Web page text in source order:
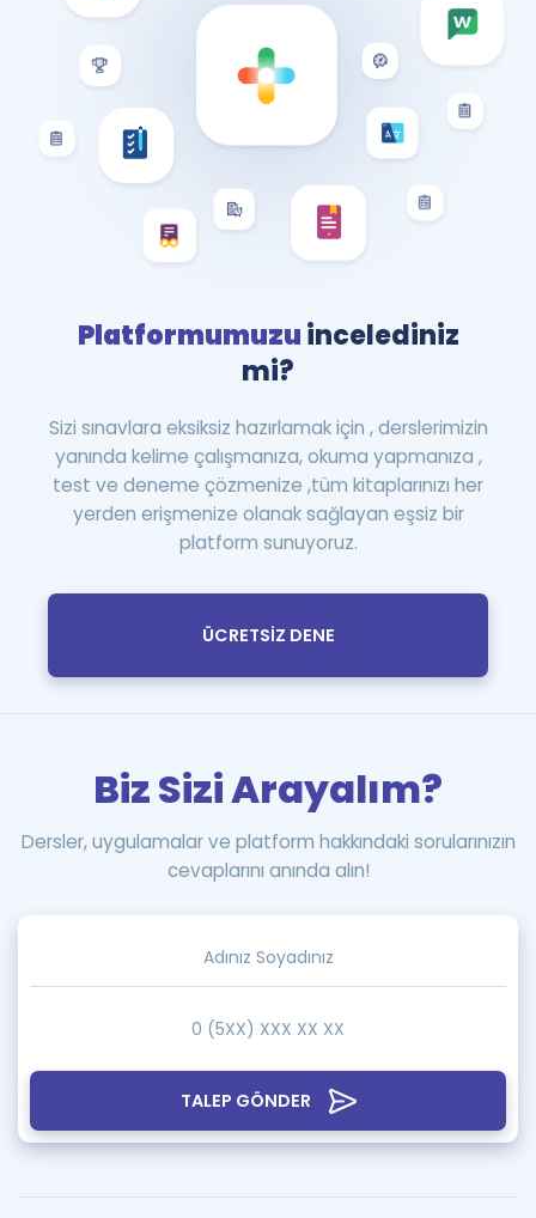
Platformumuzuincelediniz
mi?
Sizi sınavlara eksiksiz hazırlamak için , derslerimizin
yanında kelime çalışmanıza, okuma yapmanıza ,
test ve deneme çözmenize ,tüm kitaplarınızı her
yerden erişmenize olanak sağlayan eşsiz bir
platform sunuyoruz.
ÜCRETSİZ DENE
TALEP GÖNDER
Biz Sizi Arayalım?
Dersler, uygulamalar ve platform hakkındaki sorularınızın
cevaplarını anında alın!